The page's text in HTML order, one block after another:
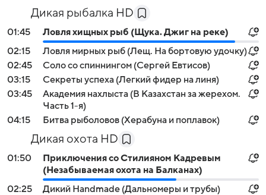
Дикая рыбалка HD
01:45
Ловля хищных рыб (Щука. Джиг на реке)
02:15
Ловля мирных рыб (Лещ. На бортовую удочку)
02:45
Соло со спиннингом (Сергей Евтисов)
03:15
Секреты успеха (Легкий фидер на линя)
03:45
Академия нахлыста (В Казахстан за жерехом.
Часть 1-я)
04:15
Битва рыболовов (Херабуна и поплавок)
Дикая охота HD
01:50
Приключения со Стилияном Кадревым
(Незабываемая охота на Балканах)
02:25
Дикий Handmade (Дальномеры и трубы)